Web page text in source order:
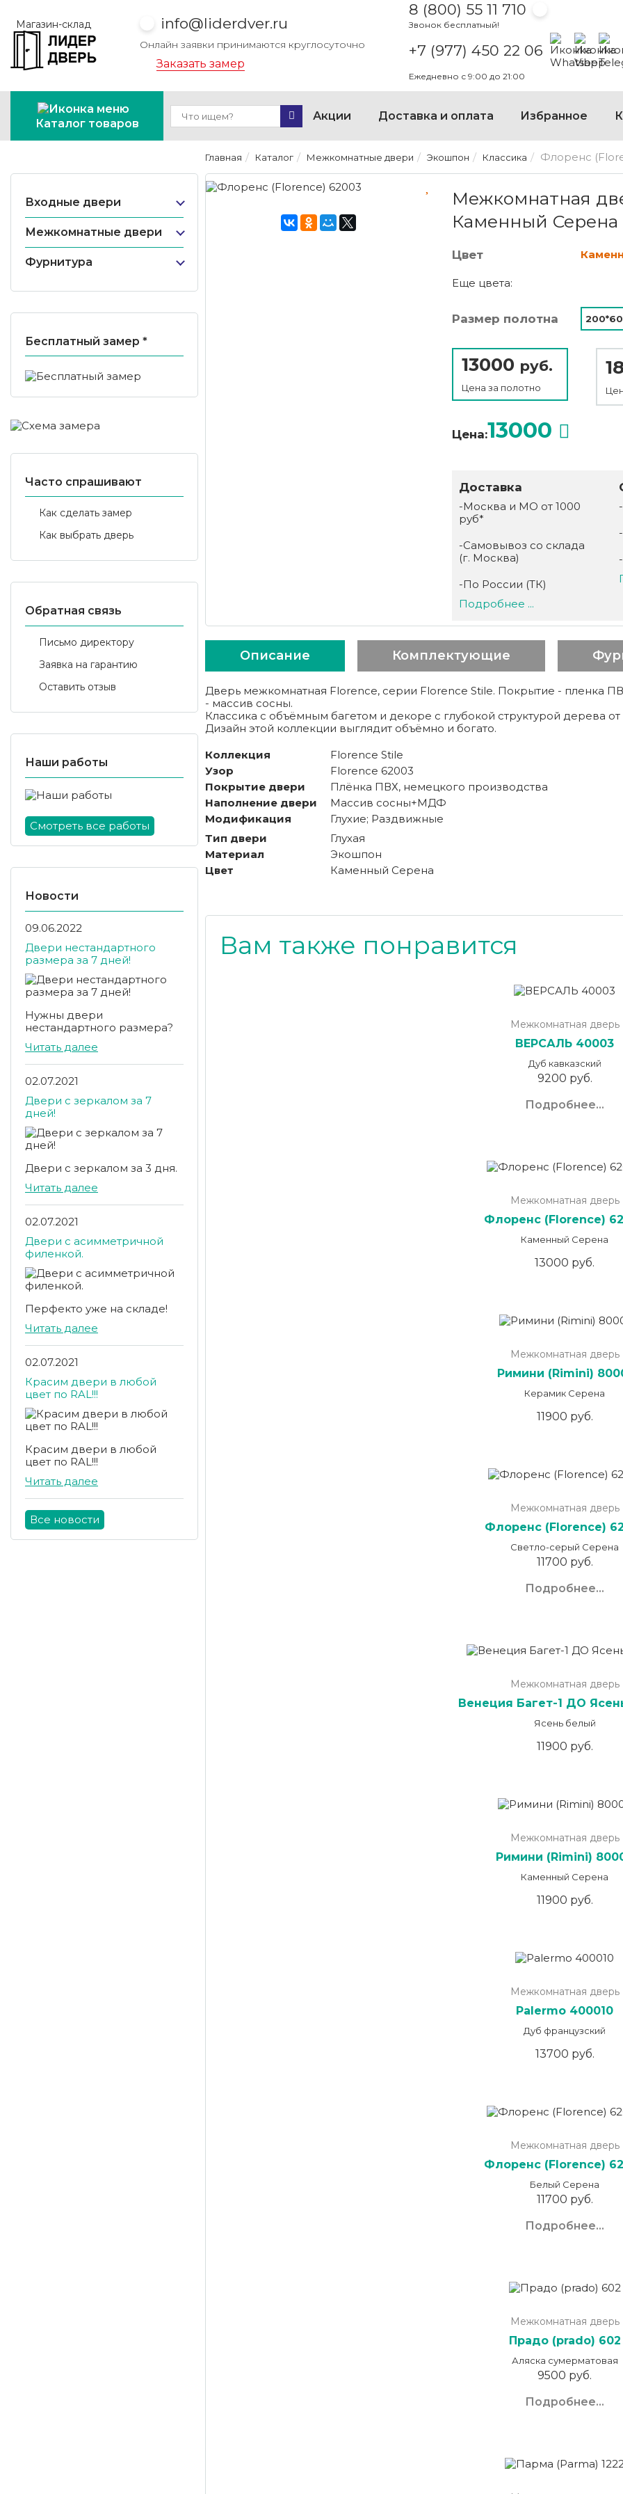
Магазин-склад info@liderdver.ru
Онлайн заявки принимаются круглосуточно
Заказать замер
8 (800) 55 11 710
Звонок бесплатный!
+7 (977) 450 22 06
Написать на
Ежедневно с 9:00 до 21:00
Каталог товаров
Акции Доставка и оплата Избранное
Входные двери
Межкомнатные двери
Фурнитура
Бесплатный замер *
Часто спрашивают
Как сделать замер
Как выбрать дверь
Обратная связь
Письмо директору
Заявка на гарантию
Оставить отзыв
Наши работы
Смотреть все работы
Новости
09.06.2022
Двери нестандартного
размера за 7 дней!
Нужны двери
нестандартного размера?
Читать далее
02.07.2021
Двери с зеркалом за 7
дней!
Двери с зеркалом за 3 дня.
Читать далее
02.07.2021
Двери с асимметричной
филенкой.
Перфекто уже на складе!
Читать далее
02.07.2021
Красим двери в любой
цвет по RAL!!!
Красим двери в любой
цвет по RAL!!!
Читать далее
Все новости
Главная Каталог Межкомнатные двери Экошпон Классика Флоренс
Межкомнатная
Каменный Серена
Цвет
Еще цвета:
Размер полотна 200*60
13000 руб.
Цена за полотно
Цена:13000
Доставка
-Москва и МО от 1000
руб*
-Самовывоз со склада
(г. Москва)
-По России (ТК)
Подробнее ...
Описание Комплектующие
Дверь межкомнатная Florence, серии Florence Stile. Покрытие - пленка
- массив сосны.
Классика с объёмным багетом и декоре с глубокой структурой дерева
Дизайн этой коллекции выглядит объёмно и богато.
Коллекция
Florence Stile
Узор
Florence 62003
Покрытие двери
Плёнка ПВХ, немецкого производства
Наполнение двери
Массив сосны+МДФ
Модификация
Глухие; Раздвижные
Тип двери
Глухая
Материал
Экошпон
Цвет
Каменный Серена
Вам также понравится
Межкомнатная дверь
ВЕРСАЛЬ 40003
Дуб кавказский
9200 руб.
Подробнее...
Межкомнатная дверь
Флоренс (Florence)
Каменный Серена
13000 руб.
Межкомнатная дверь
Римини (Rimini)
Керамик Серена
11900 руб.
Межкомнатная дверь
Флоренс (Florence)
Светло-серый Серена
11700 руб.
Подробнее...
Межкомнатная дверь
Венеция Багет-1 ДО
Ясень белый
11900 руб.
Межкомнатная дверь
Римини (Rimini)
Каменный Серена
11900 руб.
Межкомнатная дверь
Palermo 400010
Дуб французский
13700 руб.
Межкомнатная дверь
Флоренс (Florence)
Белый Серена
11700 руб.
Подробнее...
Межкомнатная дверь
Прадо (prado) 602
Аляска сумерматовая
9500 руб.
Подробнее...
×